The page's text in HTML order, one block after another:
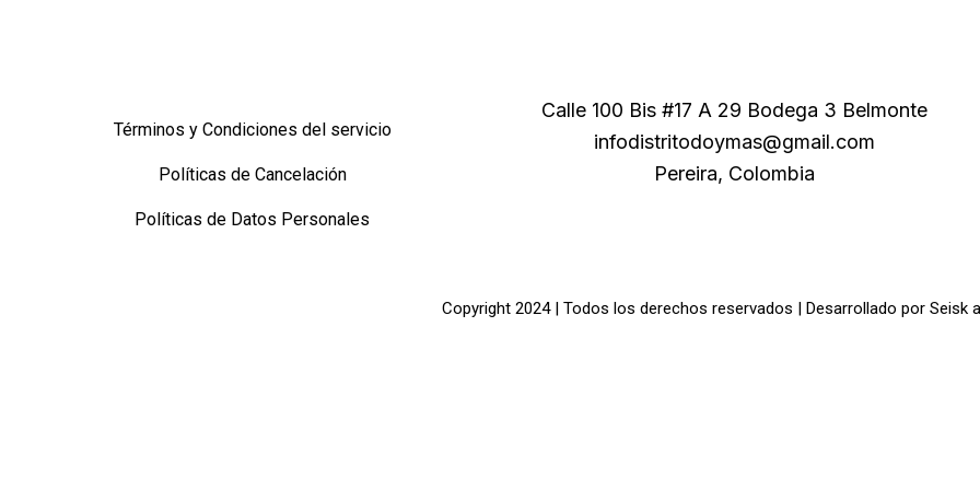
Términos y Condiciones del servicio
Políticas de Cancelación
Políticas de Datos Personales
Calle 100 Bis #17 A 29 Bodega 3 Belmonte
infodistritodoymas@gmail.com
Pereira, Colombia
Copyright 2024 | Todos los derechos reservados | Desarrollado por Seisk